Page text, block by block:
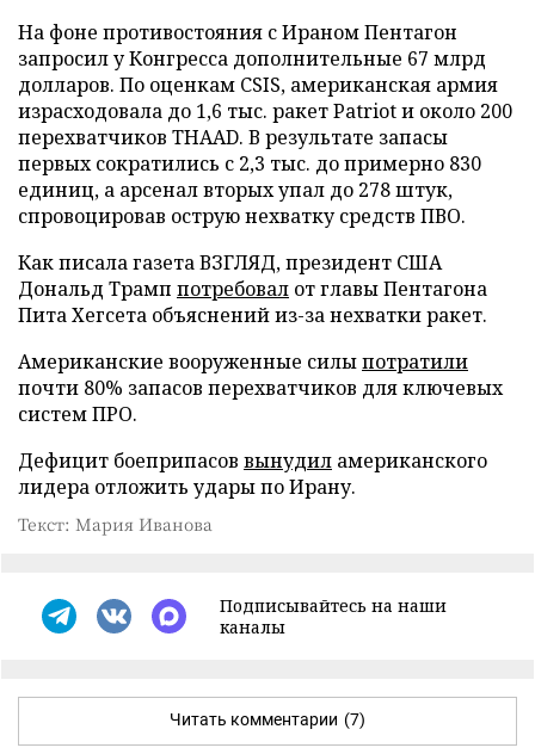
На фоне противостояния с Ираном Пентагон
запросил у Конгресса дополнительные 67 млрд
долларов. По оценкам CSIS, американская армия
израсходовала до 1,6 тыс. ракет Patriot и около 200
перехватчиков THAAD. В результате запасы
первых сократились с 2,3 тыс. до примерно 830
единиц, а арсенал вторых упал до 278 штук,
спровоцировав острую нехватку средств ПВО.
Как писала газета ВЗГЛЯД, президент США
Дональд Трамп потребовал от главы Пентагона
Пита Хегсета объяснений из-за нехватки ракет.
Американские вооруженные силыпотратили
почти 80% запасов перехватчиков для ключевых
систем ПРО.
Дефицит боеприпасов вынудил американского
лидера отложить удары по Ирану.
Текст: Мария Иванова
Подписывайтесь на наши
каналы
Читать комментарии (7)